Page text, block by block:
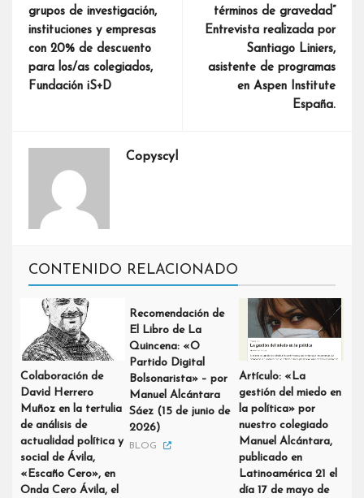
grupos de investigación,
instituciones y empresas
con 20% de descuento
para los/as colegiados,
Fundación iS+D
términos de gravedad”
Entrevista realizada por
Santiago Liniers,
asistente de programas
en Aspen Institute
España.
Copyscyl
CONTENIDO RELACIONADO
Colaboración de
David Herrero
Muñoz en la tertulia
de análisis de
actualidad política y
social de Ávila,
«Escaño Cero», en
Onda Cero Ávila, el
Recomendación de
El Libro de La
Quincena: «O
Partido Digital
Bolsonarista» – por
Manuel Alcántara
Sáez (15 de junio de
2026)
BLOG
Artículo: «La
gestión del miedo en
la política» por
nuestro colegiado
Manuel Alcántara,
publicado en
Latinoamérica 21 el
día 17 de mayo de